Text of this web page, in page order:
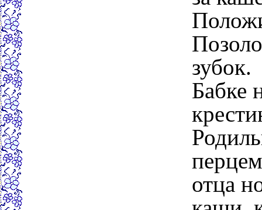
зубок.
Бабке
отца